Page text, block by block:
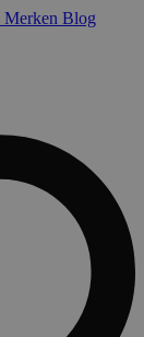
Merken Blog